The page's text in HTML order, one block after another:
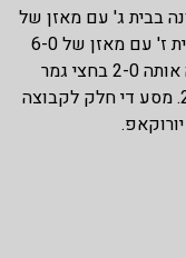
בבית ג' עם מאזן של
8-2 בשלב הבתים השני סיימה ראשונה בבית ז' עם מאזן של 6-0
ברבע הגמר פגשה את ריטאס וילנה וניצחה אותה 2-0 בחצי גמר
פגשה את אוניקס קאזאן וניצחה אותה 2-0. מסע די חלק לקבוצה